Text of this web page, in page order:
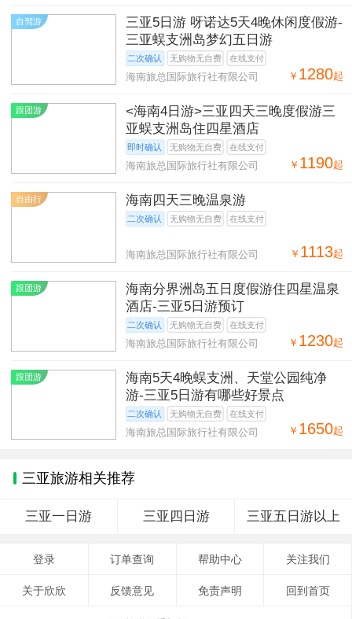
自驾游
三亚5日游 呀诺达5天4晚休闲度假游-
三亚蜈支洲岛梦幻五日游
二次确认 无购物无自费 在线支付
￥ 1280起
海南旅总国际旅行社有限公司
跟团游
<海南4日游>三亚四天三晚度假游三
亚蜈支洲岛住四星酒店
即时确认 无购物无自费 在线支付
￥ 1190起
海南旅总国际旅行社有限公司
自由行 海南四天三晚温泉游
二次确认 无购物无自费 在线支付
￥ 1113起
海南旅总国际旅行社有限公司
跟团游
海南分界洲岛五日度假游住四星温泉
酒店-三亚5日游预订
二次确认 无购物无自费 在线支付
￥ 1230起
海南旅总国际旅行社有限公司
跟团游
海南5天4晚蜈支洲、天堂公园纯净
游-三亚5日游有哪些好景点
二次确认 无购物无自费 在线支付
￥ 1650起
海南旅总国际旅行社有限公司
三亚旅游相关推荐
三亚一日游 三亚四日游 三亚五日游以上
登录 订单查询 帮助中心 关注我们
关于欣欣 反馈意见 免责声明 回到首页